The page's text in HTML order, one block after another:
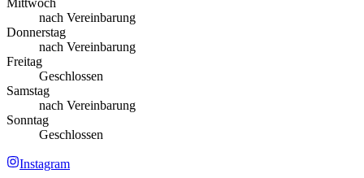
nach Vereinbarung
Donnerstag
nach Vereinbarung
Freitag
Geschlossen
Samstag
nach Vereinbarung
Sonntag
Geschlossen
Instagram